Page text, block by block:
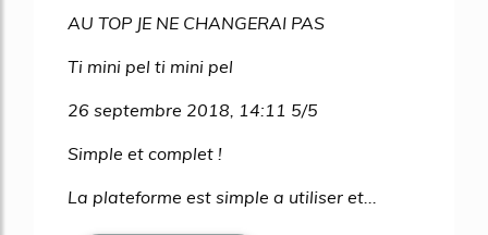
AU TOP JE NE CHANGERAI PAS
Ti mini pel ti mini pel
26 septembre 2018, 14:11 5/5
Simple et complet !
La plateforme est simple a utiliser et...